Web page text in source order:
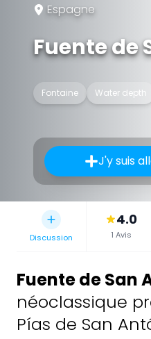
Espagne
Fuente de
Fontaine Water depth
J'y suis
Discussion
4.0
1 Avis
Fuente de San
néoclassique
Pías de San